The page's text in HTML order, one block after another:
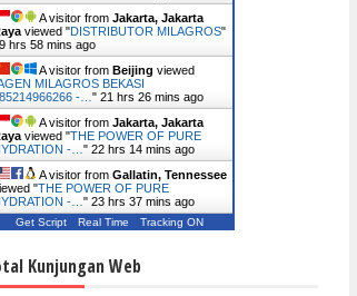
A visitor from Jakarta, Jakarta
viewed "DISTRIBUTOR MILAGROS"
hrs 58 mins ago
A visitor from Beijing viewed
MILAGROS BEKASI
-… " 21 hrs 26 mins ago
A visitor from Jakarta, Jakarta
viewed "THE POWER OF PURE
-… " 22 hrs 14 mins ago
A visitor from Gallatin, Tennessee
"THE POWER OF PURE
-… " 23 hrs 37 mins ago
Get Script Real Time Tracking ON
Kunjungan Web